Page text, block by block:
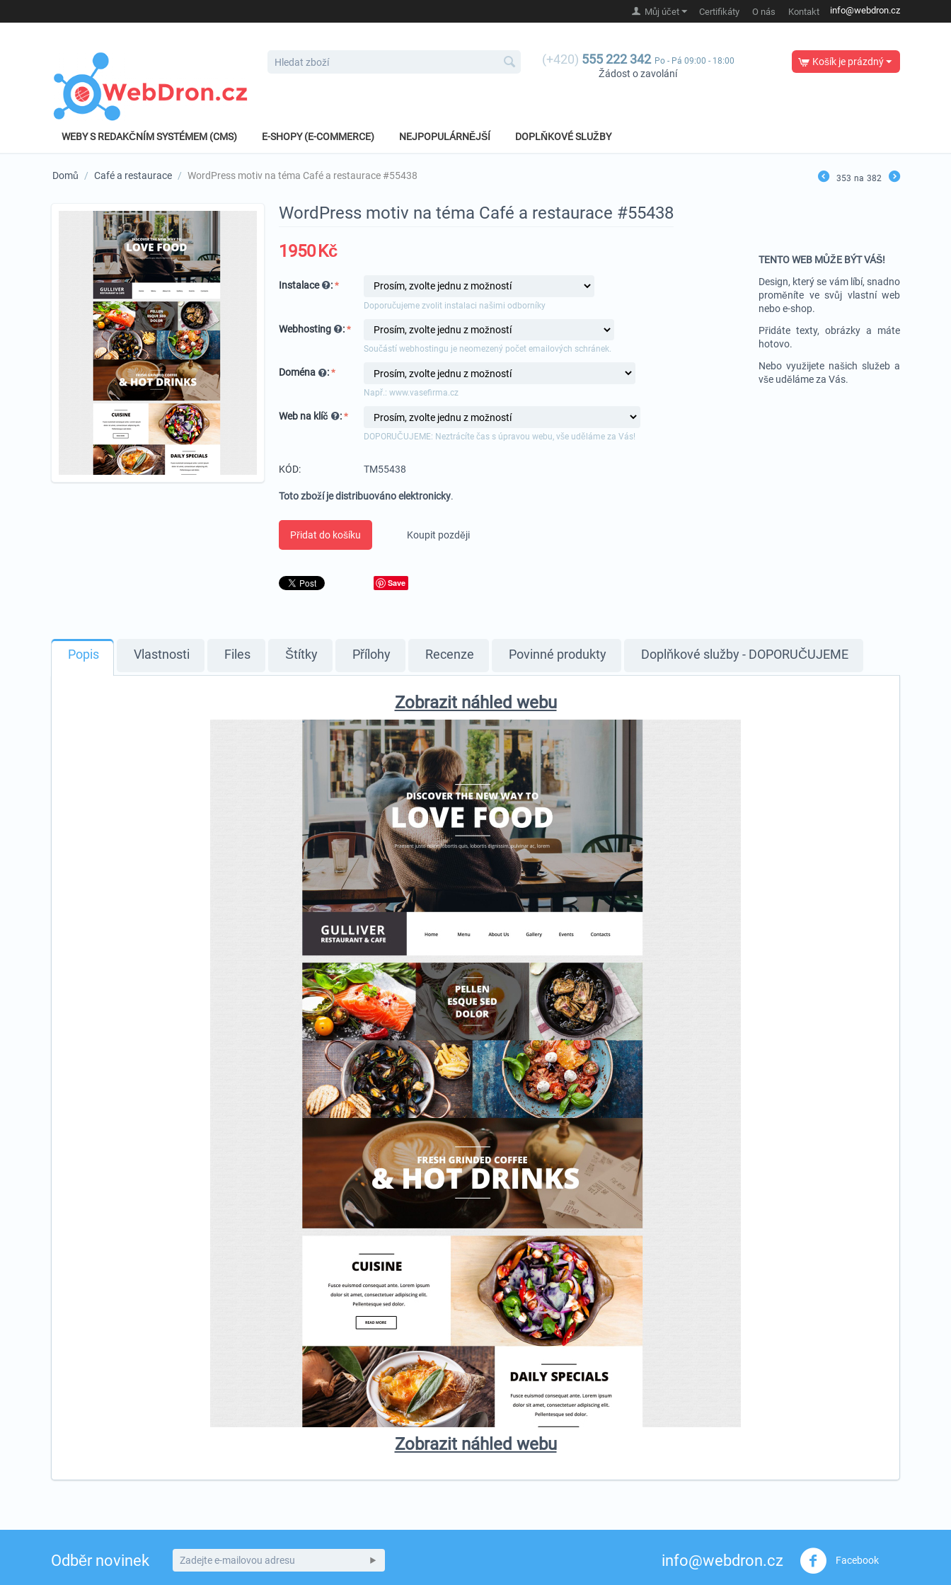
info@webdron.cz
Certifikáty O nás Kontakt
Můj účet
(+420) 555 222 342 Po - Pá 09:00 - 18:00
Žádost o zavolání
Košík je prázdný
WEBY S REDAKČNÍM SYSTÉMEM (CMS) E-SHOPY (E-COMMERCE) NEJPOPULÁRNĚJŠÍ DOPLŇKOVÉ SLUŽBY
Domů / Café a restaurace / WordPress motiv na téma Café a restaurace #55438 353 na 382
WordPress motiv na téma Café a restaurace #55438
TENTO WEB MŮŽE BÝT VÁŠ!
Design, který se vám líbí, snadno
proměníte ve svůj vlastní web
nebo e-shop.
Přidáte texty, obrázky a máte
hotovo.
Nebo využijete našich služeb a
vše uděláme za Vás.
1950Kč
Instalace :
Doporučujeme zvolit instalaci našimi odborníky
Webhosting :
Součástí webhostingu je neomezený počet emailových schránek.
Doména :
Např.: www.vasefirma.cz
Web na klíč :
DOPORUČUJEME: Neztrácíte čas s úpravou webu, vše uděláme za Vás!
KÓD: TM55438
Toto zboží je distribuováno elektronicky.
Přidat do košíku Koupit později
Save
Popis Vlastnosti Files Štítky Přílohy Recenze Povinné produkty Doplňkové služby - DOPORUČUJEME
Zobrazit náhled webu
Zobrazit náhled webu
Odběr novinek info@webdron.cz Facebook